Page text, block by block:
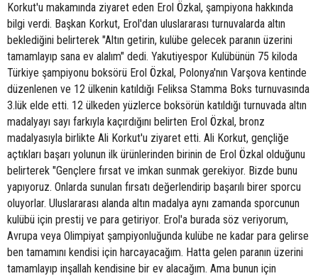
Korkut'u makamında ziyaret eden Erol Özkal, şampiyona hakkında
bilgi verdi. Başkan Korkut, Erol'dan uluslararası turnuvalarda altın
beklediğini belirterek "Altın getirin, kulübe gelecek paranın üzerini
tamamlayıp sana ev alalım" dedi. Yakutiyespor Kulübünün 75 kiloda
Türkiye şampiyonu boksörü Erol Özkal, Polonya'nın Varşova kentinde
düzenlenen ve 12 ülkenin katıldığı Feliksa Stamma Boks turnuvasında
3.lük elde etti. 12 ülkeden yüzlerce boksörün katıldığı turnuvada altın
madalyayı sayı farkıyla kaçırdığını belirten Erol Özkal, bronz
madalyasıyla birlikte Ali Korkut'u ziyaret etti. Ali Korkut, gençliğe
açtıkları başarı yolunun ilk ürünlerinden birinin de Erol Özkal olduğunu
belirterek "Gençlere fırsat ve imkan sunmak gerekiyor. Bizde bunu
yapıyoruz. Onlarda sunulan fırsatı değerlendirip başarılı birer sporcu
oluyorlar. Uluslararası alanda altın madalya aynı zamanda sporcunun
kulübü için prestij ve para getiriyor. Erol'a burada söz veriyorum,
Avrupa veya Olimpiyat şampiyonluğunda kulübe ne kadar para gelirse
ben tamamını kendisi için harcayacağım. Hatta gelen paranın üzerini
tamamlayıp inşallah kendisine bir ev alacağım. Ama bunun için